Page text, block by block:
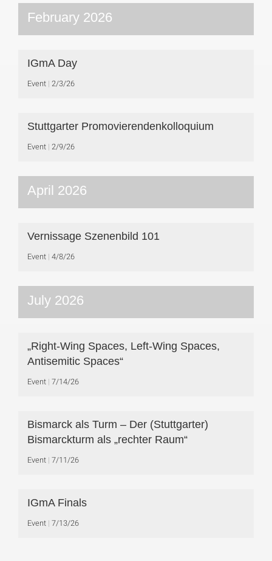
February 2026
IGmA Day
Event 2/3/26
Stuttgarter Promovierendenkolloquium
Event 2/9/26
April 2026
Vernissage Szenenbild 101
Event 4/8/26
July 2026
„Right-Wing Spaces, Left-Wing Spaces,
Antisemitic Spaces“
Event 7/14/26
Bismarck als Turm – Der (Stuttgarter)
Bismarckturm als „rechter Raum“
Event 7/11/26
IGmA Finals
Event 7/13/26